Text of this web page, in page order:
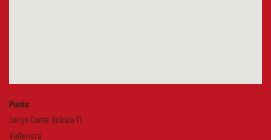
Punto
Largo Conte Quirico 11
Valfenera